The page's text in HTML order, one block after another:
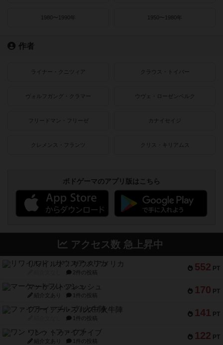
1980〜1990年 1950〜1980年
作者
ライナー・クニツィア クラウス・トイバー
ヴォルフガング・クラマー ウヴェ・ローゼンベルク
フリードマン・フリーゼ カナイセイジ
クレメンス・フランツ クリス・キリアムス
ボドゲーマのアプリ版はこちら
アクセス数 急上昇中
552 PT
リワイルド：サウスアメリカ
2件の投稿
170 PT
マーケットフレッシュ
紹介文あり 1件の投稿
141 PT
ファイアー・ブルズ / 火牛陣
1件の投稿
122 PT
ワン・トゥ・ファイブ
紹介文あり 1件の投稿